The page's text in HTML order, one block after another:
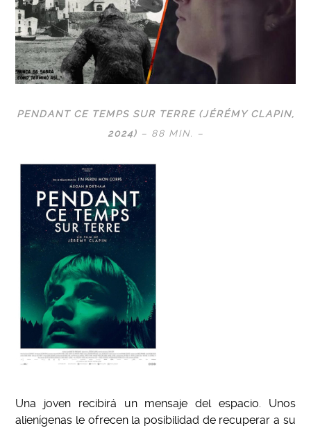
PENDANT CE TEMPS SUR TERRE (JÉRÉMY CLAPIN,
2024) – 88 MIN. –
Una joven recibirá un mensaje del espacio. Unos
alienígenas le ofrecen la posibilidad de recuperar a su